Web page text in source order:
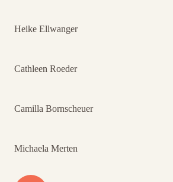
Heike Ellwanger
Cathleen Roeder
Camilla Bornscheuer
Michaela Merten